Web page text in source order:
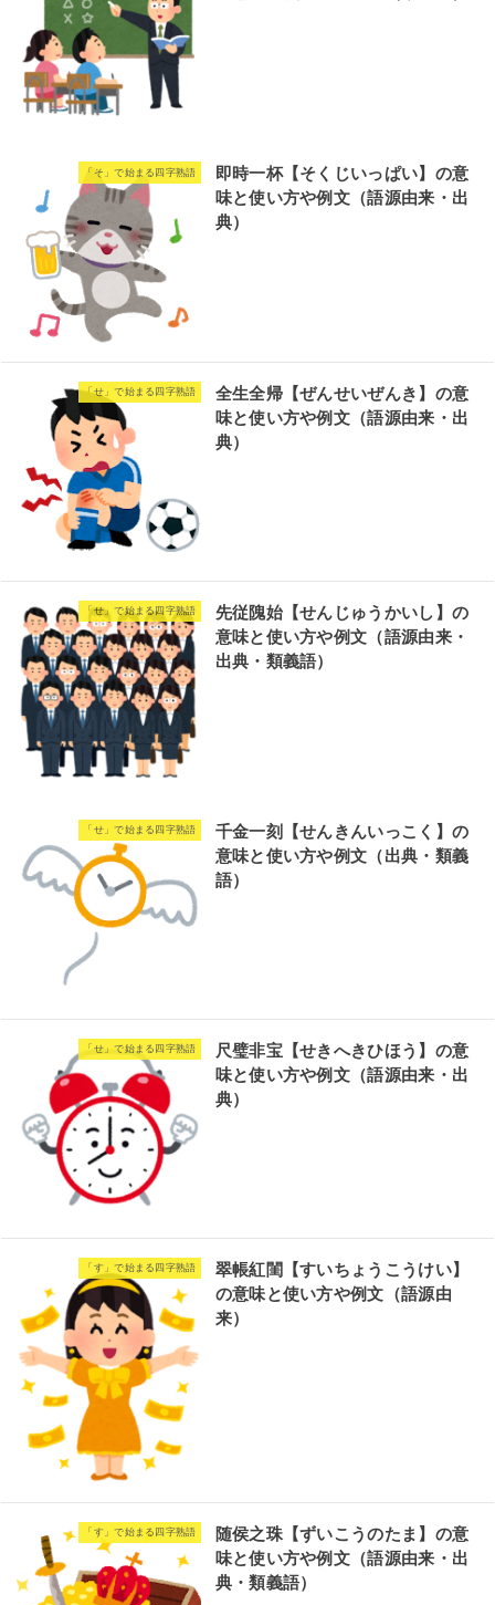
「そ」で始まる四字熟語
即時一杯【そくじいっぱい】の意
味と使い方や例文（語源由来・出
典）
「せ」で始まる四字熟語
全生全帰【ぜんせいぜんき】の意
味と使い方や例文（語源由来・出
典）
「せ」で始まる四字熟語
先従隗始【せんじゅうかいし】の
意味と使い方や例文（語源由来・
出典・類義語）
「せ」で始まる四字熟語
千金一刻【せんきんいっこく】の
意味と使い方や例文（出典・類義
語）
「せ」で始まる四字熟語
尺璧非宝【せきへきひほう】の意
味と使い方や例文（語源由来・出
典）
「す」で始まる四字熟語
翠帳紅閨【すいちょうこうけい】
の意味と使い方や例文（語源由
来）
「す」で始まる四字熟語
随侯之珠【ずいこうのたま】の意
味と使い方や例文（語源由来・出
典・類義語）